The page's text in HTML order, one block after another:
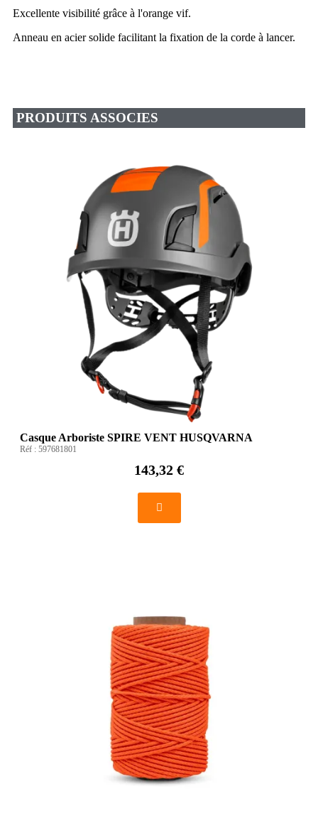
Excellente visibilité grâce à l'orange vif.
Anneau en acier solide facilitant la fixation de la corde à lancer.
PRODUITS ASSOCIES
Casque Arboriste SPIRE VENT HUSQVARNA
Réf : 597681801
143,32 €